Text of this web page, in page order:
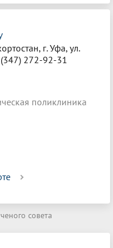
г. Уфа, ул.
272-92-31
поликлиника
совета